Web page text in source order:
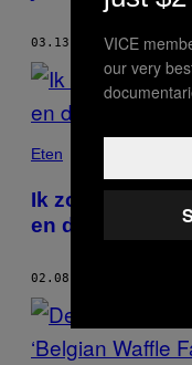
03.13.19 DOOR
Eten
Ik zocht de
en dat was
02.08.19
VICE
our very